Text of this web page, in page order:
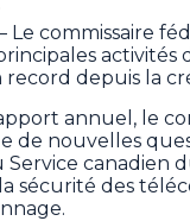
Le commissaire
activités
depuis la
annuel, le
de nouvelles
Service canadien
sécurité des